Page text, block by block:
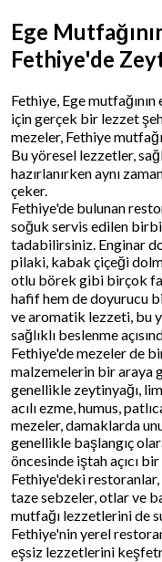
Ege
Fethiye'de
Fethiye, Ege
için gerçek bir lezzet
mezeler, Fethiye
Bu yöresel lezzetler,
hazırlanırken aynı
çeker.
Fethiye'de bulunan
soğuk servis edilen
tadabilirsiniz. Enginar
pilaki, kabak çiçeği
otlu börek gibi birçok
hafif hem de doyurucu
ve aromatik lezzeti, bu
sağlıklı beslenme
Fethiye'de mezeler de
malzemelerin bir araya
genellikle zeytinyağı,
acılı ezme, humus,
mezeler, damaklarda
genellikle başlangıç
öncesinde iştah açıcı
Fethiye'deki restoranlar,
taze sebzeler, otlar ve
mutfağı lezzetlerini de
Fethiye'nin yerel
eşsiz lezzetlerini